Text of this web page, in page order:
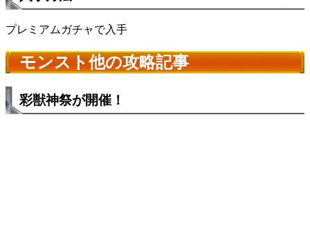
プレミアムガチャで入手
モンスト他の攻略記事
彩獣神祭が開催！